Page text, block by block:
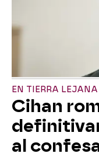
EN TIERRA LEJANA
Cihan
al